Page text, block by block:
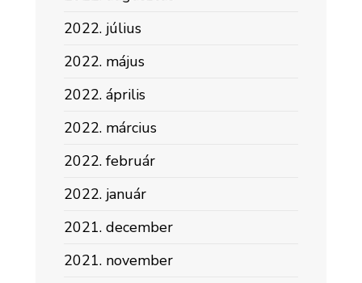
2022. július
2022. május
2022. április
2022. március
2022. február
2022. január
2021. december
2021. november